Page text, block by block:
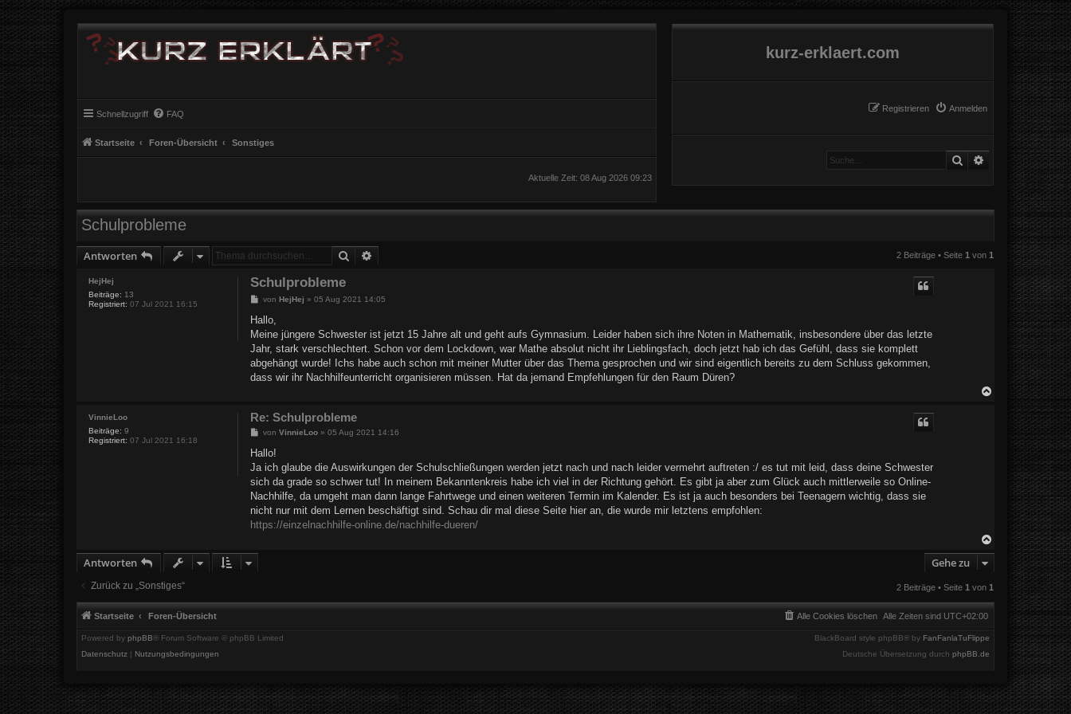
kurz-erklaert.com
Anmelden
Registrieren
Schnellzugriff FAQ
Startseite Foren-Übersicht Sonstiges
Suche Erweiterte Suche
Aktuelle Zeit: 08 Aug 2026 09:23
Schulprobleme
Antworten Suche 2 Beiträge • Seite 1von 1
HejHej
Beiträge: 13
Registriert: 07 Jul 2021 16:15
Schulprobleme
B
i
r
a
vonHejHej »05 Aug 2021 14:05
Hallo,
Meine jüngere Schwester ist jetzt 15 Jahre alt und geht aufs Gymnasium. Leider haben sich ihre Noten in Mathematik, insbesondere über das letzte
Jahr, stark verschlechtert. Schon vor dem Lockdown, war Mathe absolut nicht ihr Lieblingsfach, doch jetzt hab ich das Gefühl, dass sie komplett
abgehängt wurde! Ichs habe auch schon mit meiner Mutter über das Thema gesprochen und wir sind eigentlich bereits zu dem Schluss gekommen,
dass wir ihr Nachhilfeunterricht organisieren müssen. Hat da jemand Empfehlungen für den Raum Düren?
VinnieLoo
Beiträge: 9
Registriert: 07 Jul 2021 16:18
Re: Schulprobleme
B
i
r
a
vonVinnieLoo »05 Aug 2021 14:16
Hallo!
Ja ich glaube die Auswirkungen der Schulschließungen werden jetzt nach und nach leider vermehrt auftreten :/ es tut mit leid, dass deine Schwester
sich da grade so schwer tut! In meinem Bekanntenkreis habe ich viel in der Richtung gehört. Es gibt ja aber zum Glück auch mittlerweile so Online-
Nachhilfe, da umgeht man dann lange Fahrtwege und einen weiteren Termin im Kalender. Es ist ja auch besonders bei Teenagern wichtig, dass sie
nicht nur mit dem Lernen beschäftigt sind. Schau dir mal diese Seite hier an, die wurde mir letztens empfohlen:
https://einzelnachhilfe-online.de/nachhilfe-dueren/
Antworten Gehe zu
Zurück zu „Sonstiges“ 2 Beiträge • Seite 1 von 1
Startseite Foren-Übersicht Alle Zeiten sind UTC+02:00
Alle Cookies löschen
Powered by phpBB® Forum Software © phpBB Limited BlackBoard style phpBB® by FanFanlaTuFlippe
Deutsche Übersetzung durch phpBB.de
Datenschutz | Nutzungsbedingungen